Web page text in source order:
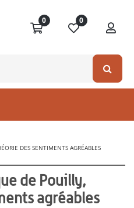
0 0
DES SENTIMENTS AGRÉABLES
de Pouilly,
agréables